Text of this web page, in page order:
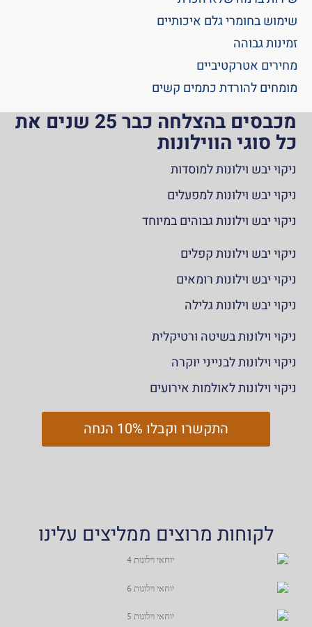
שימוש בחומרי גלם איכותיים
זמינות גבוהה
מחירים אטרקטיביים
מומחים להורדת כתמים קשים
מכבסים בהצלחה כבר 25 שנים את
כל סוגי הווילונות
ניקוי יבש וילונות למוסדות
ניקוי יבש וילונות למפעלים
ניקוי יבש וילונות גבוהים במיוחד
ניקוי יבש וילונות קפלים
ניקוי יבש וילונות רומאים
ניקוי יבש וילונות גלילה
ניקוי וילונות בשיטה ורטיקלית
ניקוי וילונות לבנייני יוקרה
ניקוי וילונות לאולמות אירועים
התקשרו וקבלו 10% הנחה
לקוחות מרוצים ממליצים עלינו